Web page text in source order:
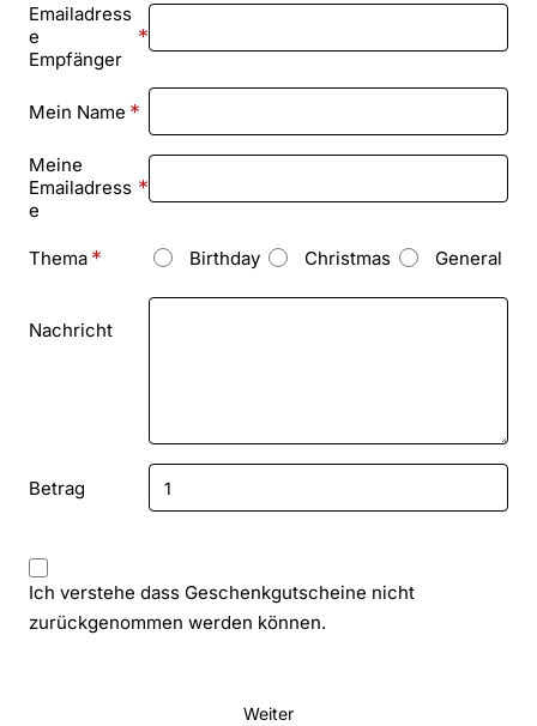
Emailadress
e
Empfänger
Mein Name
Meine
Emailadress
e
Thema Birthday Christmas General
Nachricht
Betrag
Ich verstehe dass Geschenkgutscheine nicht
zurückgenommen werden können.
Weiter